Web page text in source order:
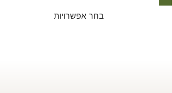
בחר אפשרויות